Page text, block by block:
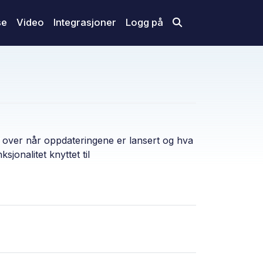
Video Integrasjoner Logg på
når oppdateringene er lansert og hva
knyttet til